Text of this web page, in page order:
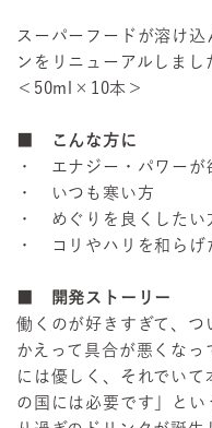
スーパーフードが溶け込
ンをリニューアルしまし
＜50ml×10本＞
■ こんな方に
・ エナジー・パワーが
・ いつも寒い方
・ めぐりを良くしたい
・ コリやハリを和らげ
■ 開発ストーリー
働くのが好きすぎて、つ
かえって具合が悪くな
には優しく、それでい
の国には必要です」と